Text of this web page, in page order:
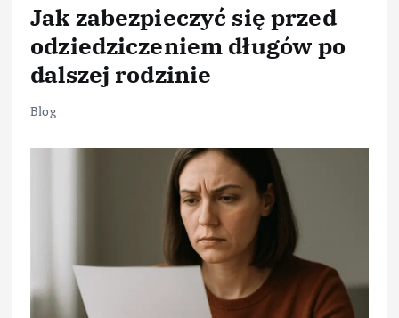
Jak zabezpieczyć się przed
odziedziczeniem długów po
dalszej rodzinie
Blog